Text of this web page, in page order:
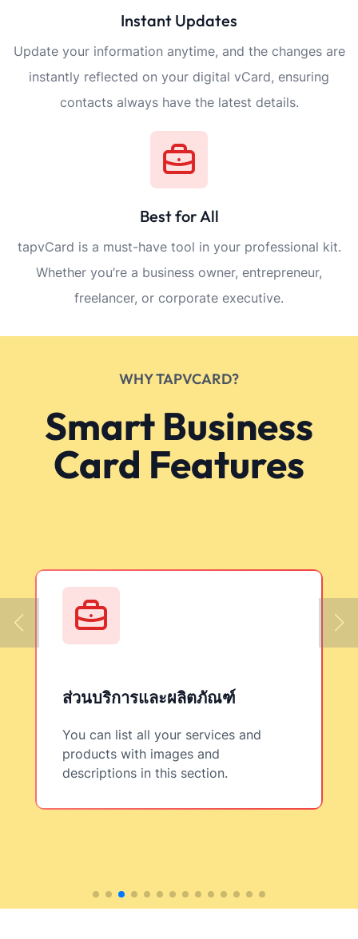
Instant Updates
Update your information anytime, and the changes are
instantly reflected on your digital vCard, ensuring
contacts always have the latest details.
Best for All
tapvCard is a must-have tool in your professional kit.
Whether you’re a business owner, entrepreneur,
freelancer, or corporate executive.
WHY TAPVCARD?
Smart Business
Card Features
ส่วนบริการและผลิตภัณฑ์
You can list all your services and
products with images and
descriptions in this section.